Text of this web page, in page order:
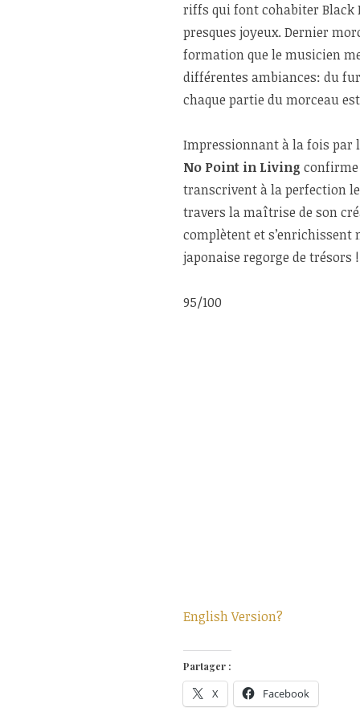
riffs qui font cohabiter Black
presques joyeux. Dernier
formation que le musicien
différentes ambiances: du
chaque partie du morceau
Impressionnant à la fois par
No Point in Living
transcrivent à la perfection
travers la maîtrise de son
complètent et
japonaise regorge de trésors !
95/100
English Version?
Partager :
X Facebook